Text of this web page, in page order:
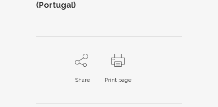
(Portugal)
Share Print page